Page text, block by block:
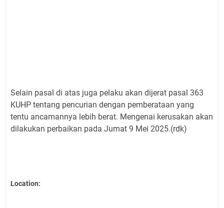
Selain pasal di atas juga pelaku akan dijerat pasal 363
KUHP tentang pencurian dengan pemberataan yang
tentu ancamannya lebih berat. Mengenai kerusakan akan
dilakukan perbaikan pada Jumat 9 Mei 2025.(rdk)
Location: